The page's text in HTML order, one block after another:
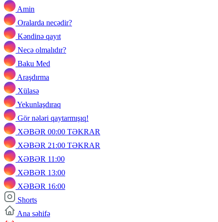
Amin
Oralarda necədir?
Kəndinə qayıt
Necə olmalıdır?
Baku Med
Araşdırma
Xülasə
Yekunlaşdıraq
Gör nələri qaytarmışıq!
XƏBƏR 00:00 TƏKRAR
XƏBƏR 21:00 TƏKRAR
XƏBƏR 11:00
XƏBƏR 13:00
XƏBƏR 16:00
Shorts
Ana səhifə